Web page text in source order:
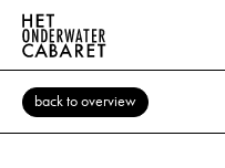
back to overview